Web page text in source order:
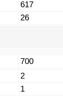
617
26
700
2
1